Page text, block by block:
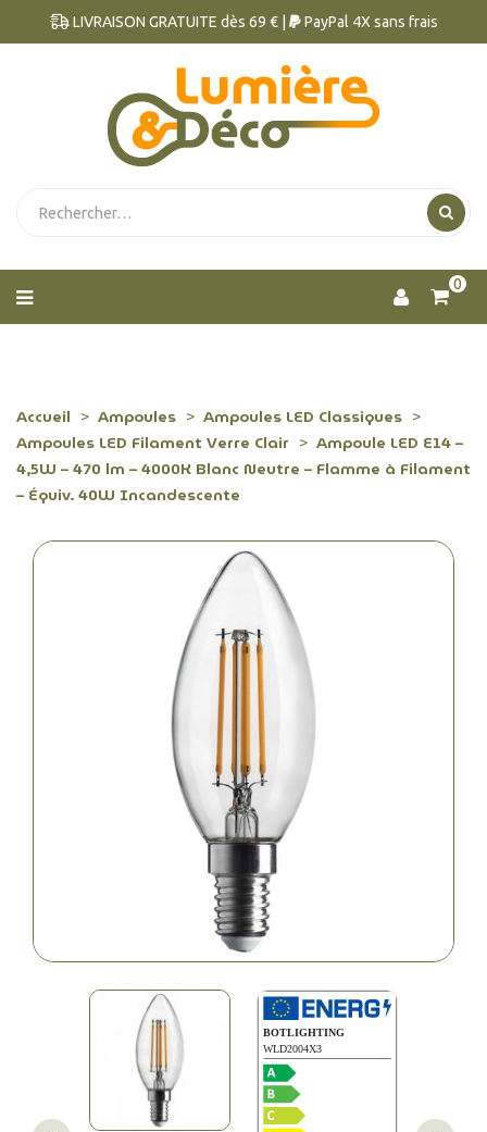
LIVRAISON GRATUITE dès 69 € | PayPal 4X sans frais
0
Accueil Ampoules
Ampoules LED Classiques
Ampoules LED Filament Verre Clair
Ampoule LED E14 –
4,5W – 470 lm – 4000K Blanc Neutre – Flamme à Filament
– Équiv. 40W Incandescente